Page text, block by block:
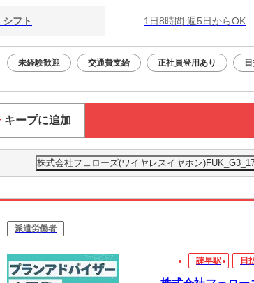
シフト 1日8時間 週5日からOK
未経験歓迎 交通費支給 正社員登用あり
キープに追加
株式会社フェローズ(ワイヤレスイヤホン
派遣労働者
諫早駅 日